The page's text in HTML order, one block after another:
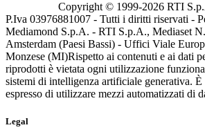
Copyright © 1999-2026 RTI
P.Iva 03976881007 - Tutti i diritti riservati -
Mediamond S.p.A. - RTI S.p.A., Mediaset
Amsterdam (Paesi Bassi) - Uffici Viale
Monzese (MI)Rispetto ai contenuti e ai dati
riprodotti è vietata ogni utilizzazione
sistemi di intelligenza artificiale generativa.
espresso di utilizzare mezzi automatizzati di
Legal